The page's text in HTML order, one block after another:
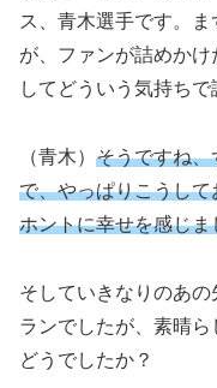
ス、青木選手です。
が、ファンが詰めか
してどういう気持ち
（青木） そうですね、
で、やっぱりこうし
ホントに幸せを感じま
そしていきなりのあ
ランでしたが、素晴
どうでしたか？